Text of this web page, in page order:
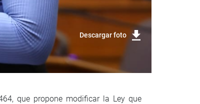
Descargar foto
que propone modificar la Ley que